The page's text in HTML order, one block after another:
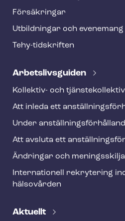
t
e
Försäkringar
Utbildningar och evenemang
Tehy-​tidskriften
Ar­bets­livs­gui­den
Kollektiv- och
Att inleda ett
Under
Att avsluta ett
Ändringar och
Internationell rekrytering
hälsovården
Aktuellt